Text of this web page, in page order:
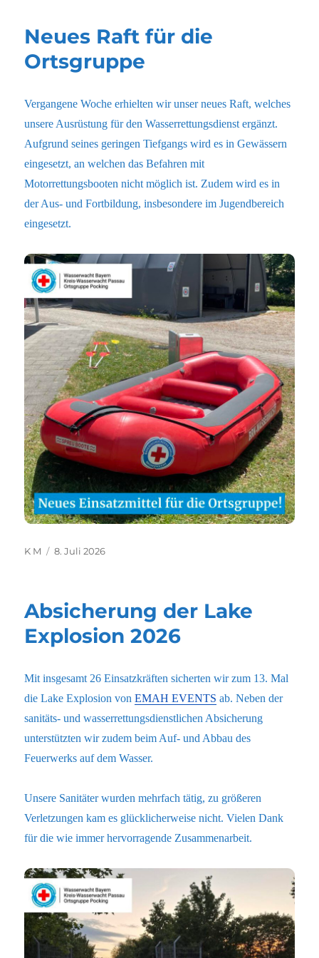
Neues Raft für die
Ortsgruppe
Vergangene Woche erhielten wir unser neues Raft, welches
unsere Ausrüstung für den Wasserrettungsdienst ergänzt.
Aufgrund seines geringen Tiefgangs wird es in Gewässern
eingesetzt, an welchen das Befahren mit
Motorrettungsbooten nicht möglich ist. Zudem wird es in
der Aus- und Fortbildung, insbesondere im Jugendbereich
eingesetzt.
Autor
K M
Veröffentlicht
8. Juli 2026
Absicherung der Lake
Explosion 2026
Mit insgesamt 26 Einsatzkräften sicherten wir zum 13. Mal
die Lake Explosion vonEMAH EVENTS ab. Neben der
sanitäts- und wasserrettungsdienstlichen Absicherung
unterstützten wir zudem beim Auf- und Abbau des
Feuerwerks auf dem Wasser.
Unsere Sanitäter wurden mehrfach tätig, zu größeren
Verletzungen kam es glücklicherweise nicht. Vielen Dank
für die wie immer hervorragende Zusammenarbeit.